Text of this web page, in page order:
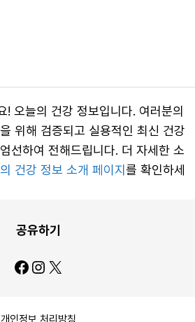
! 오늘의 건강 정보입니다. 여러분의
위해 검증되고 실용적인 최신 건강
선하여 전해드립니다. 더 자세한 소
건강 정보 소개 페이지 를 확인하세
공유하기
Facebook
Instagram
X
개인정보 처리방침